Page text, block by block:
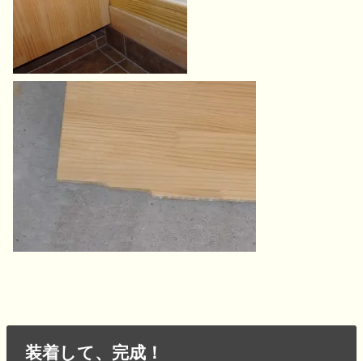
装着して、完成！